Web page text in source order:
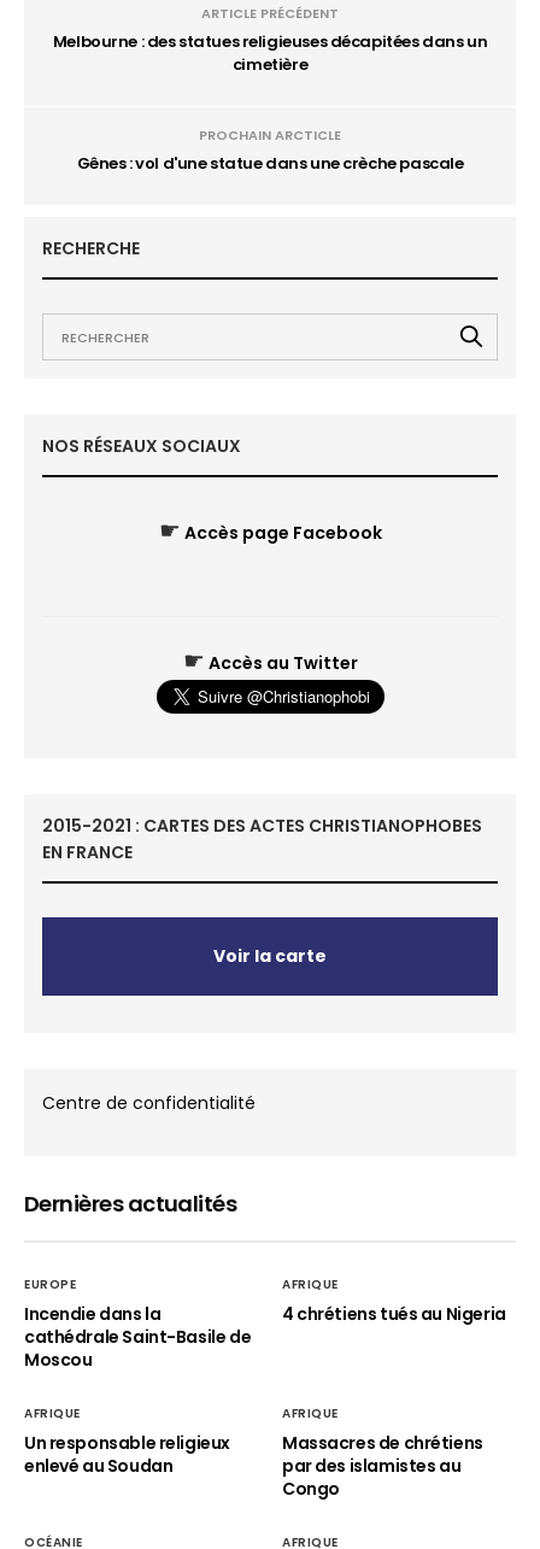
ARTICLE PRÉCÉDENT
Melbourne : des statues religieuses décapitées dans un
cimetière
PROCHAIN ARCTICLE
Gênes : vol d'une statue dans une crèche pascale
RECHERCHE
NOS RÉSEAUX SOCIAUX
☛ Accès page Facebook
☛ Accès au Twitter
2015-2021 : CARTES DES ACTES CHRISTIANOPHOBES
EN FRANCE
Voir la carte
Centre de confidentialité
Dernières actualités
EUROPE
Incendie dans la
cathédrale Saint-Basile de
Moscou
AFRIQUE
4 chrétiens tués au Nigeria
AFRIQUE
Un responsable religieux
enlevé au Soudan
AFRIQUE
Massacres de chrétiens
par des islamistes au
Congo
OCÉANIE AFRIQUE